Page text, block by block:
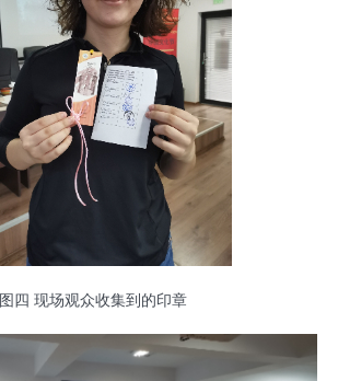
图四 现场观众收集到的印章